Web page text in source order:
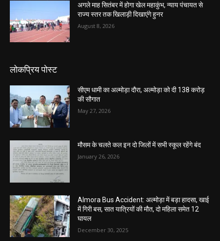
अगले माह सितंबर में होगा खेल महाकुंभ, न्याय पंचायत से
राज्य स्तर तक खिलाड़ी दिखाएंगे हुनर
August 8, 2026
लोकप्रिय पोस्ट
सीएम धामी का अल्मोड़ा दौरा, अल्मोड़ा को दी 138 करोड़
की सौगात
May 27, 2026
मौसम के चलते कल इन दो जिलों में सभी स्कूल रहेंगे बंद
January 26, 2026
Almora Bus Accident: अल्मोड़ा में बड़ा हादसा, खाई
में गिरी बस, सात यात्रियों की मौत, दो महिला समेत 12
घायल
December 30, 2025